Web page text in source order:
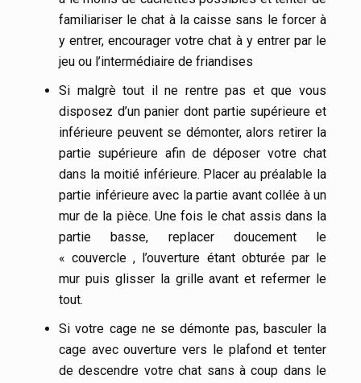
familiariser le chat à la caisse sans le forcer à
y entrer, encourager votre chat à y entrer par le
jeu ou l’intermédiaire de friandises
Si malgrè tout il ne rentre pas et que vous
disposez d’un panier dont partie supérieure et
inférieure peuvent se démonter, alors retirer la
partie supérieure afin de déposer votre chat
dans la moitié inférieure. Placer au préalable la
partie inférieure avec la partie avant collée à un
mur de la pièce. Une fois le chat assis dans la
partie basse, replacer doucement le
« couvercle , l’ouverture étant obturée par le
mur puis glisser la grille avant et refermer le
tout.
Si votre cage ne se démonte pas, basculer la
cage avec ouverture vers le plafond et tenter
de descendre votre chat sans à coup dans le